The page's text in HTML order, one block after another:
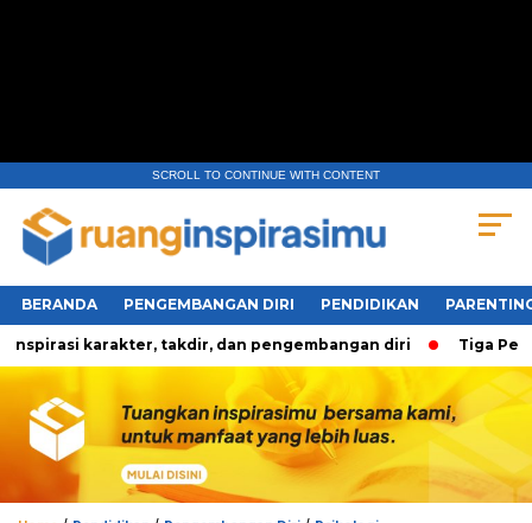
SCROLL TO CONTINUE WITH CONTENT
BERANDA PENGEMBANGAN DIRI PENDIDIKAN
karakter, takdir, dan pengembangan diri Tiga